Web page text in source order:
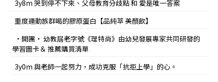
3y8m 哭到停不下來、父母教育分歧點 和 愛是唯一答案
重度運動族群喝的膠原蛋白【品純萃 美顏飲】
•開團• 幼教屆老字號《理特尚》由幼兒發展專家共同研發的
學習圖卡＆ 推薦購買清單
3y0m 與老師一起努力，成功克服「抗拒上學」的心。